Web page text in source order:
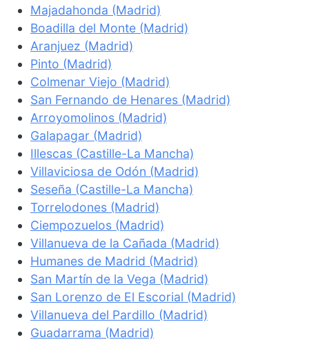
Majadahonda (Madrid)
Boadilla del Monte (Madrid)
Aranjuez (Madrid)
Pinto (Madrid)
Colmenar Viejo (Madrid)
San Fernando de Henares (Madrid)
Arroyomolinos (Madrid)
Galapagar (Madrid)
Illescas (Castille-La Mancha)
Villaviciosa de Odón (Madrid)
Seseña (Castille-La Mancha)
Torrelodones (Madrid)
Ciempozuelos (Madrid)
Villanueva de la Cañada (Madrid)
Humanes de Madrid (Madrid)
San Martín de la Vega (Madrid)
San Lorenzo de El Escorial (Madrid)
Villanueva del Pardillo (Madrid)
Guadarrama (Madrid)